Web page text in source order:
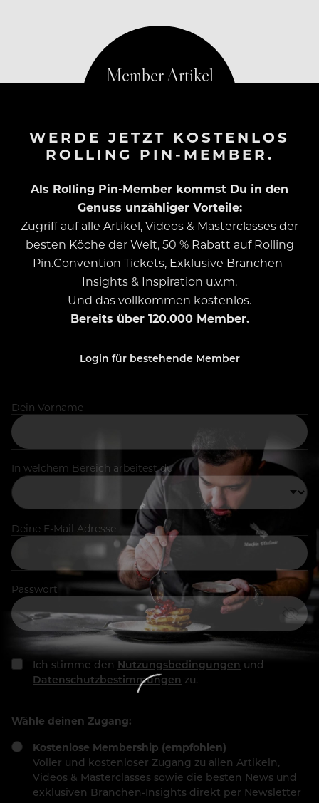
WERDE JETZT KOSTENLOS
ROLLING PIN-MEMBER.
Als Rolling Pin-Member kommst Du in den
Genuss unzähliger Vorteile:
Zugriff auf alle Artikel, Videos & Masterclasses der
besten Köche der Welt, 50 % Rabatt auf Rolling
Pin.Convention Tickets, Exklusive Branchen-
Insights & Inspiration u.v.m.
Und das vollkommen kostenlos.
Bereits über 120.000 Member.
Login für bestehende Member
Dein Vorname
In welchem Bereich arbeitest du
Deine E-Mail Adresse
Passwort
Ich stimme den Nutzungsbedingungen und
Datenschutzbestimmungen zu.
Wähle deinen Zugang:
Kostenlose Membership (empfohlen)
Voller und kostenloser Zugang zu allen Artikeln,
Videos & Masterclasses sowie die besten News und
exklusiven Branchen-Insights direkt per Newsletter